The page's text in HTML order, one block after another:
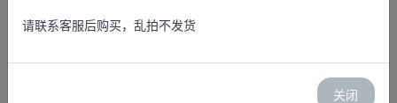
购买地址：https://shanyouxiang.com/
请联系客服后购买，乱拍不发货
关闭